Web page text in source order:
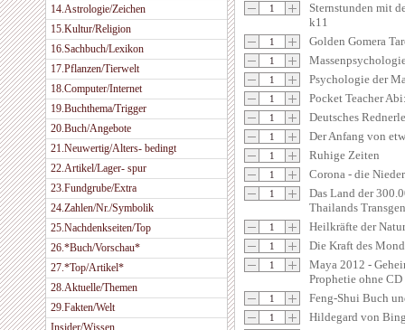
14.Astrologie/Zeichen
15.Kultur/Religion
16.Sachbuch/Lexikon
17.Pflanzen/Tierwelt
18.Computer/Internet
19.Buchthema/Trigger
20.Buch/Angebote
21.Neuwertig/Alters- bedingt
22.Artikel/Lager- spur
23.Fundgrube/Extra
24.Zahlen/Nr./Symbolik
25.Nachdenkseiten/Top
26.*Buch/Vorschau*
27.*Top/Artikel*
28.Aktuelle/Themen
29.Fakten/Welt
Insider/Wissen
Sternstunden mit
k11
Golden Gomera
Psychologie der
Pocket Teacher
Deutsches
Der Anfang von
Ruhige Zeiten
Corona - die
Das Land der
Thailands
Heilkräfte der
Die Kraft des
Maya 2012 -
Prophetie ohne
Feng-Shui Buch
Hildegard von